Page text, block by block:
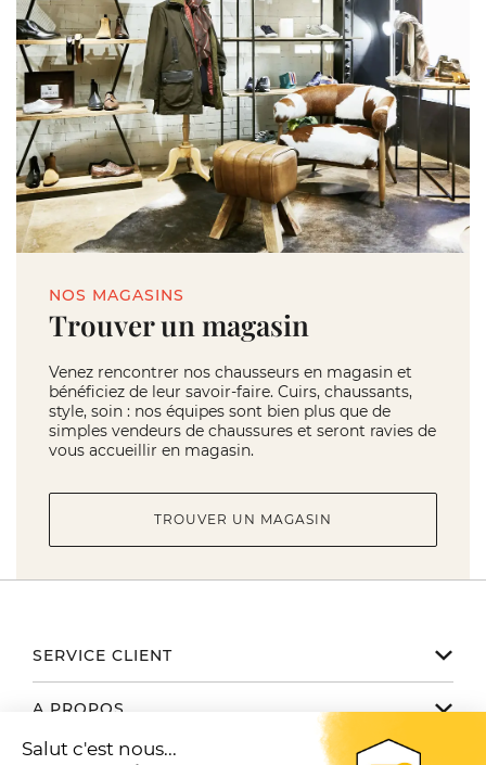
NOS MAGASINS
Trouver un magasin
Venez rencontrer nos chausseurs en magasin et
bénéficiez de leur savoir-faire. Cuirs, chaussants,
style, soin : nos équipes sont bien plus que de
simples vendeurs de chaussures et seront ravies de
vous accueillir en magasin.
TROUVER UN MAGASIN
SERVICE CLIENT
de 9h à 17h du lundi au vendredi
Email serviceclient@manbow.fr
A PROPOS
Nos engagements